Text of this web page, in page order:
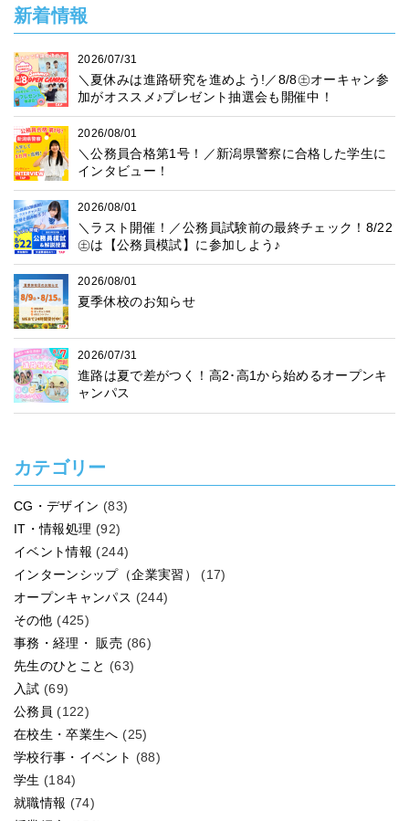
新着情報
2026/07/31
＼夏休みは進路研究を進めよう!／8/8㊏オーキャン参
加がオススメ♪プレゼント抽選会も開催中！
2026/08/01
＼公務員合格第1号！／新潟県警察に合格した学生に
インタビュー！
2026/08/01
＼ラスト開催！／公務員試験前の最終チェック！8/22
㊏は【公務員模試】に参加しよう♪
2026/08/01
夏季休校のお知らせ
2026/07/31
進路は夏で差がつく！高2･高1から始めるオープンキ
ャンパス
カテゴリー
CG・デザイン (83)
IT・情報処理 (92)
イベント情報 (244)
インターンシップ（企業実習）
(17)
オープンキャンパス (244)
その他 (425)
事務・経理・ 販売 (86)
先生のひとこと (63)
入試 (69)
公務員 (122)
在校生・卒業生へ (25)
学校行事・イベント (88)
学生 (184)
就職情報 (74)